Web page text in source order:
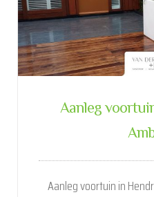
Aanleg
Aanleg voortuin in